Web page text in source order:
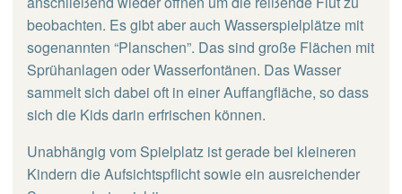
beobachten. Es gibt aber auch Wasserspielplätze mit
sogenannten “Planschen”. Das sind große Flächen mit
Sprühanlagen oder Wasserfontänen. Das Wasser
sammelt sich dabei oft in einer Auffangfläche, so dass
sich die Kids darin erfrischen können.
Unabhängig vom Spielplatz ist gerade bei kleineren
Kindern die Aufsichtspflicht sowie ein ausreichender